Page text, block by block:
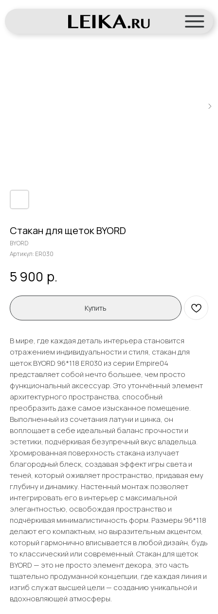
Стакан для щеток BYORD
BYORD
Артикул: ER030
5 900 р.
Купить
В мире, где каждая деталь интерьера становится
отражением индивидуальности и стиля, стакан для
щеток BYORD 96*118 ER030 из серии Empire04
представляет собой нечто большее, чем просто
функциональный аксессуар. Это утончённый элемент
архитектурного пространства, способный
преобразить даже самое изысканное помещение.
Выполненный из сочетания латуни и цинка, он
воплощает в себе идеальный баланс прочности и
эстетики, подчёркивая безупречный вкус владельца.
Хромированная поверхность стакана излучает
благородный блеск, создавая эффект игры света и
теней, который оживляет пространство, придавая ему
глубину и динамику. Настенный монтаж позволяет
интегрировать его в интерьер с максимальной
элегантностью, освобождая пространство и
подчёркивая минималистичность форм. Размеры 96*118
делают его компактным, но выразительным акцентом,
который гармонично вписывается в любой дизайн, будь
то классический или современный. Стакан для щеток
BYORD — это не просто элемент декора, это часть
тщательно продуманной концепции, где каждая линия и
изгиб служат высшей цели — созданию уникальной и
вдохновляющей атмосферы.